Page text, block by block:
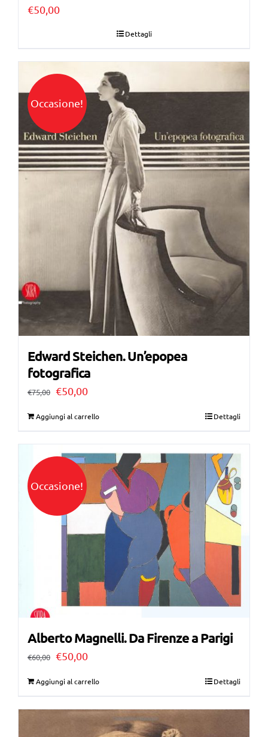
€50,00
Dettagli
Occasione!
Edward Steichen. Un’epopea
fotografica
€75,00 Il
€75,00.
€50,00Il
€50,00.
Aggiungi al carrello Dettagli
Occasione!
Alberto Magnelli. Da Firenze a Parigi
€60,00 Il
era:
€50,00Il
è:
€50,00.
Aggiungi al carrello Dettagli